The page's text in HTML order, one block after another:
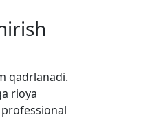
qadrlanadi.
rioya